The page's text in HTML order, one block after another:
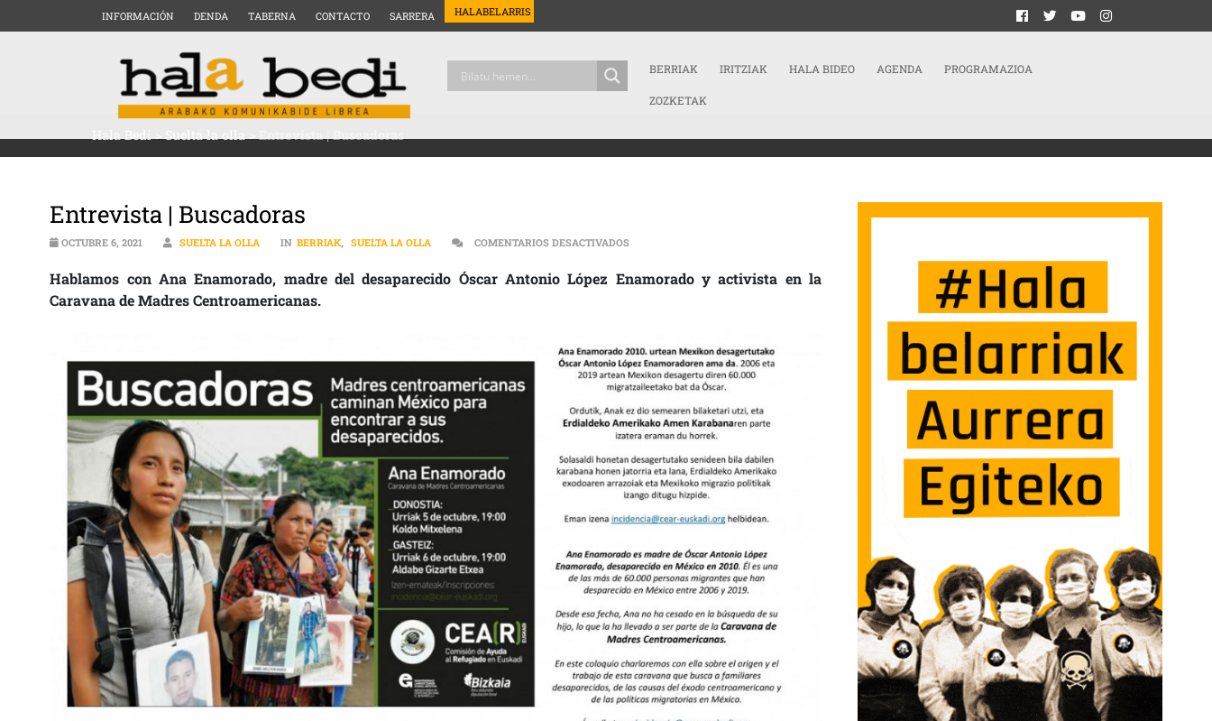
INFORMACIÓN DENDA TABERNA CONTACTO SARRERA HALABELARRIS
BERRIAK IRITZIAK HALA BIDEO AGENDA PROGRAMAZIOA
ZOZKETAK
Hala Bedi>Suelta la olla>Entrevista | Buscadoras
Entrevista | Buscadoras
OCTUBRE 6, 2021 SUELTA LA OLLA IN BERRIAK, SUELTA LA OLLA COMENTARIOS DESACTIVADOSEN ENTREVISTA | BUSCADORAS
Hablamos con Ana Enamorado, madre del desaparecido Óscar Antonio López Enamorado y activista en la
Caravana de Madres Centroamericanas.